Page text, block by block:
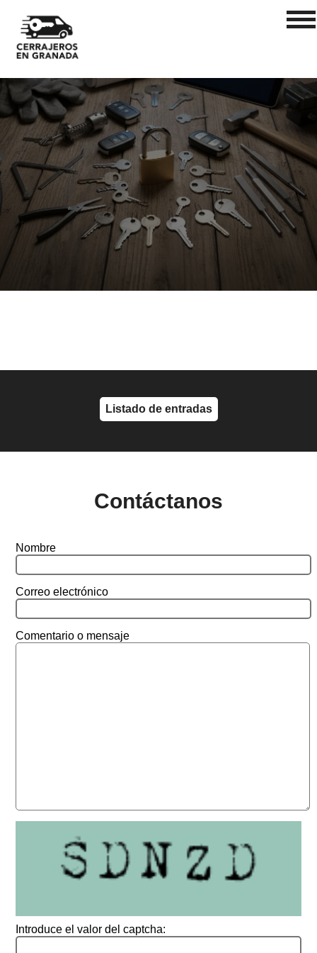
Listado de entradas
Contáctanos
Nombre
Correo electrónico
Comentario o mensaje
Introduce el valor del captcha: